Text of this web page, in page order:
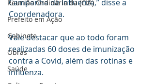
Reunião Ordinária da (CIR)
Prefeito em Ação
Gabinete
Obras
Saúde
Campanha de Influenza,” disse a
Coordenadora.
Vale destacar que ao todo foram
realizadas 60 doses de imunização
contra a Covid, além das rotinas e
influenza.